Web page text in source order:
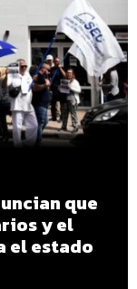
que
y el
el estado